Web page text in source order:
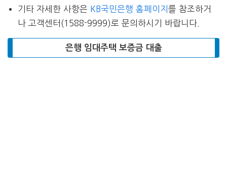
기타 자세한 사항은 KB국민은행 홈페이지를 참조하거
나 고객센터(1588-9999)로 문의하시기 바랍니다.
은행 임대주택 보증금 대출